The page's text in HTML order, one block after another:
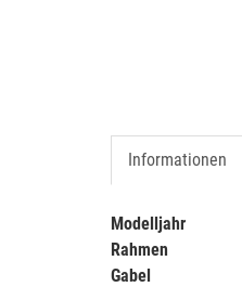
Informationen
Modelljahr
Rahmen
Gabel